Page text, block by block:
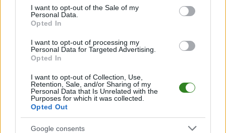
consent section.
I want to opt-out of the Sale of my
Personal Data.
Opted In
I want to opt-out of processing my
Personal Data for Targeted Advertising.
Opted In
I want to opt-out of Collection, Use,
Retention, Sale, and/or Sharing of my
Personal Data that Is Unrelated with the
Purposes for which it was collected.
Opted Out
Google consents
bądź na bieżąco z wydarzeniami z boisk!
Analiza przed meczem: LKS Pisarowce vs Górnik Grabownica
LKS Pisarowce - Górnik Grabownica Starzeńska odbędzie się
w ramach 2. kolejki - Krosno > Klasa A, gr. I. Spotkanie zostanie rozegrane
LKS Pisarowceprzystępuje do tego spotkania w roli gospodarza. Jak
drużyna radzi sobie w sezonie 2025/2026 rozgrywek Krosno > Klasa A, gr.
I przed własną publicznością? Na tej stronie możecie zobaczyć tabelę
uwzględniającą tylko mecze u siebie. W tabeli biorącej pod uwagę tylko
mecze wyjazdowe możecie natomiast sprawdzić jak spisuje się klub
Górnik Grabownica Starzeńska